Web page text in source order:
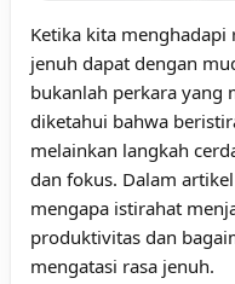
Ketika kita
jenuh dapat dengan
bukanlah perkara yang
diketahui bahwa
melainkan langkah
dan fokus. Dalam
mengapa istirahat
produktivitas dan
mengatasi rasa jenuh.